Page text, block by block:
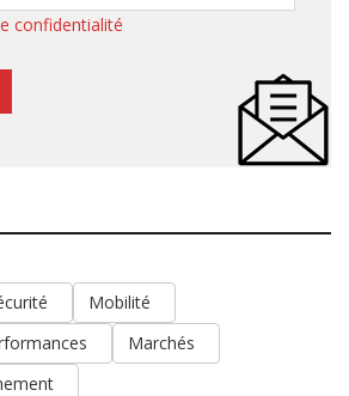
confidentialité
Mobilité
Marchés